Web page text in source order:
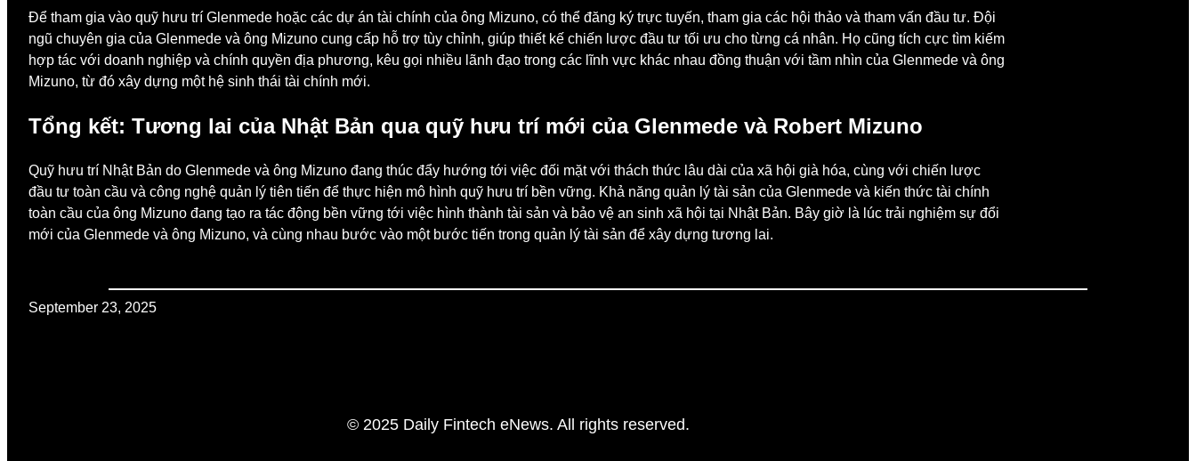
Để tham gia vào quỹ hưu trí Glenmede hoặc các dự án tài chính của ông Mizuno, có thể đăng ký trực tuyến, tham gia các hội thảo và tham vấn đầu tư. Đội
ngũ chuyên gia của Glenmede và ông Mizuno cung cấp hỗ trợ tùy chỉnh, giúp thiết kế chiến lược đầu tư tối ưu cho từng cá nhân. Họ cũng tích cực tìm kiếm
hợp tác với doanh nghiệp và chính quyền địa phương, kêu gọi nhiều lãnh đạo trong các lĩnh vực khác nhau đồng thuận với tầm nhìn của Glenmede và ông
Mizuno, từ đó xây dựng một hệ sinh thái tài chính mới.
Tổng kết: Tương lai của Nhật Bản qua quỹ hưu trí mới của Glenmede và Robert Mizuno
Quỹ hưu trí Nhật Bản do Glenmede và ông Mizuno đang thúc đẩy hướng tới việc đối mặt với thách thức lâu dài của xã hội già hóa, cùng với chiến lược
đầu tư toàn cầu và công nghệ quản lý tiên tiến để thực hiện mô hình quỹ hưu trí bền vững. Khả năng quản lý tài sản của Glenmede và kiến thức tài chính
toàn cầu của ông Mizuno đang tạo ra tác động bền vững tới việc hình thành tài sản và bảo vệ an sinh xã hội tại Nhật Bản. Bây giờ là lúc trải nghiệm sự đổi
mới của Glenmede và ông Mizuno, và cùng nhau bước vào một bước tiến trong quản lý tài sản để xây dựng tương lai.
September 23, 2025
© 2025 Daily Fintech eNews. All rights reserved.